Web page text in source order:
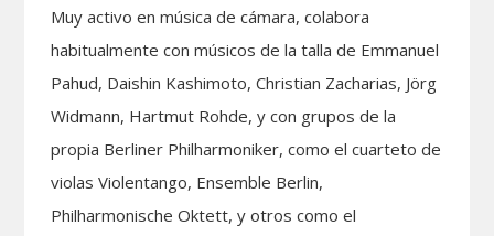
Muy activo en música de cámara, colabora
habitualmente con músicos de la talla de Emmanuel
Pahud, Daishin Kashimoto, Christian Zacharias, Jörg
Widmann, Hartmut Rohde, y con grupos de la
propia Berliner Philharmoniker, como el cuarteto de
violas Violentango, Ensemble Berlin,
Philharmonische Oktett, y otros como el